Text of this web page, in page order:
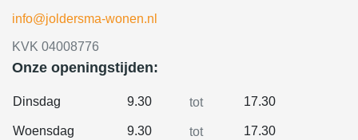
info@joldersma-wonen.nl
KVK 04008776
Onze openingstijden:
Dinsdag 9.30 tot 17.30
Woensdag 9.30 tot 17.30